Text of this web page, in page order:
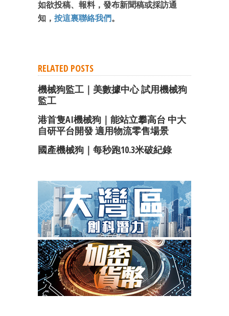
如欲投稿、報料，發布新聞稿或採訪通
知， 按這裏聯絡我們。
RELATED POSTS
機械狗監工｜美數據中心 試用機械狗
監工
港首隻AI機械狗｜能站立攀高台 中大
自研平台開發 適用物流零售場景
國產機械狗｜每秒跑10.3米破紀錄